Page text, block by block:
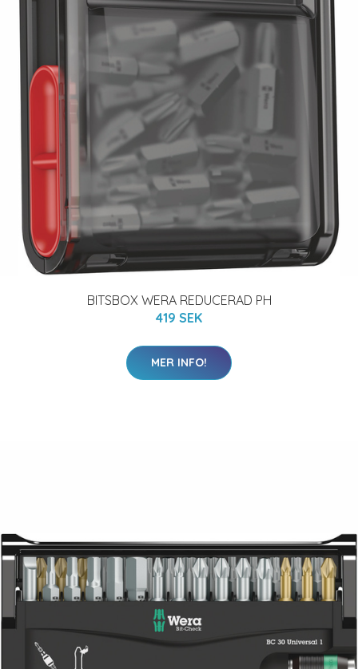
BITSBOX WERA REDUCERAD PH
419 SEK
MER INFO!